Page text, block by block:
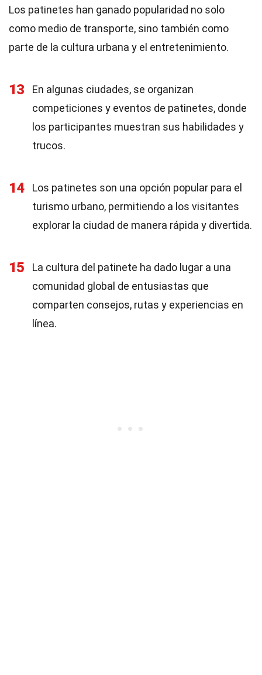
Los patinetes han ganado popularidad no solo
como medio de transporte, sino también como
parte de la cultura urbana y el entretenimiento.
13
En algunas ciudades, se organizan
competiciones y eventos de patinetes, donde
los participantes muestran sus habilidades y
trucos.
14
Los patinetes son una opción popular para el
turismo urbano, permitiendo a los visitantes
explorar la ciudad de manera rápida y divertida.
15
La cultura del patinete ha dado lugar a una
comunidad global de entusiastas que
comparten consejos, rutas y experiencias en
línea.